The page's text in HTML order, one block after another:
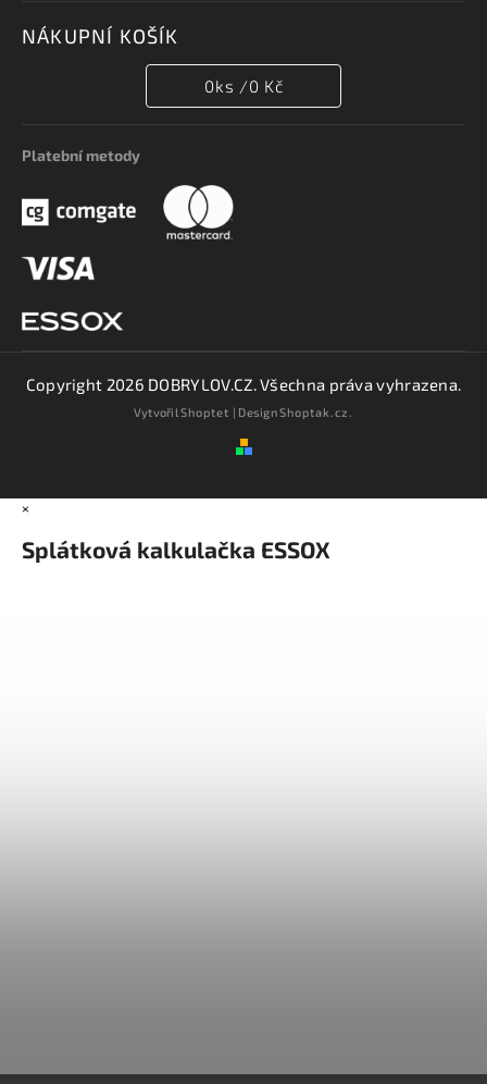
NÁKUPNÍ KOŠÍK
0ks /0 Kč
Platební metody
Copyright 2026 DOBRYLOV.CZ. Všechna práva vyhrazena.
VytvořilShoptet | DesignShoptak.cz.
×
Splátková kalkulačka ESSOX